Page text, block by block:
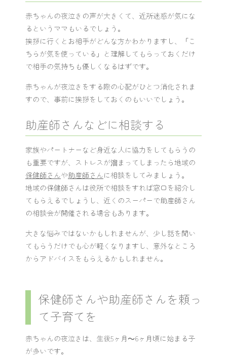
赤ちゃんの夜泣きの声が大きくて、近所迷惑が気にな
るというママもいるでしょう。
挨拶に行くとお相手がどんな方かわかりますし、「こ
ちらが気を使っている」と理解してもらっておくだけ
で相手の気持ちも優しくなるはずです。
赤ちゃんが夜泣きをする際の心配がひとつ消化されま
すので、事前に挨拶をしておくのもいいでしょう。
助産師さんなどに相談する
家族やパートナーなど身近な人に協力をしてもらうの
も重要ですが、ストレスが溜まってしまったら地域の
保健師さんや助産師さんに相談をしてみましょう。
地域の保健師さんは役所で相談をすれば窓口を紹介し
てもらえるでしょうし、近くのスーパーで助産師さん
の相談会が開催される場合もあります。
大きな悩みではないかもしれませんが、少し話を聞い
てもらうだけでも心が軽くなりますし、意外なところ
からアドバイスをもらえるかもしれません。
保健師さんや助産師さんを頼っ
て子育てを
赤ちゃんの夜泣きは、生後5ヶ月～6ヶ月頃に始まる子
が多いです。